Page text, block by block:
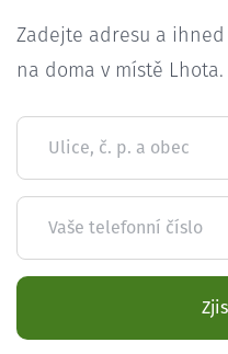
Zadejte adresu a
na doma v místě Lhota.
Ulice, č. p. a obec
Vaše telefonní číslo